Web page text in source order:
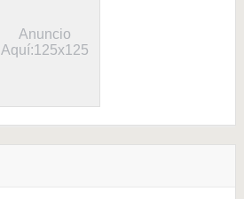
Anuncio
Aquí:125x125